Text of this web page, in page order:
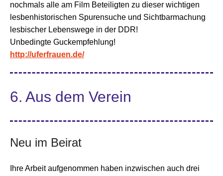
nochmals alle am Film Beteiligten zu dieser wichtigen
lesbenhistorischen Spurensuche und Sichtbarmachung
lesbischer Lebenswege in der DDR!
Unbedingte Guckempfehlung!
http://uferfrauen.de/
6. Aus dem Verein
Neu im Beirat
Ihre Arbeit aufgenommen haben inzwischen auch drei